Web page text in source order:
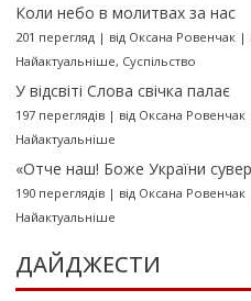
Коли небо в молитвах за нас
201 перегляд | від Оксана Ровенчак|
Найактуальніше, Суспільство
У відсвіті Слова свічка палає
197 переглядів| від Оксана Ровенчак
Найактуальніше
«Отче наш! Боже України
190 переглядів| від Оксана Ровенчак
Найактуальніше
ДАЙДЖЕСТИ